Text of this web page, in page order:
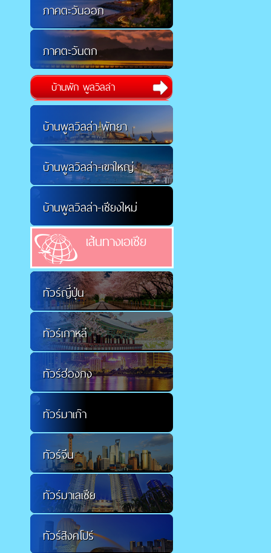
ภาคตะวันออก
ภาคตะวันตก
บ้านพัก พูลวิลล่า
บ้านพูลวิลล่า-พัทยา
บ้านพูลวิลล่า-เขาใหญ่
บ้านพูลวิลล่า-เชียงใหม่
เส้นทางเอเชีย
ทัวร์ญี่ปุ่น
ทัวร์เกาหลี
ทัวร์ฮ่องกง
ทัวร์มาเก๊า
ทัวร์จีน
ทัวร์มาเลเซีย
ทัวร์สิงคโปร์